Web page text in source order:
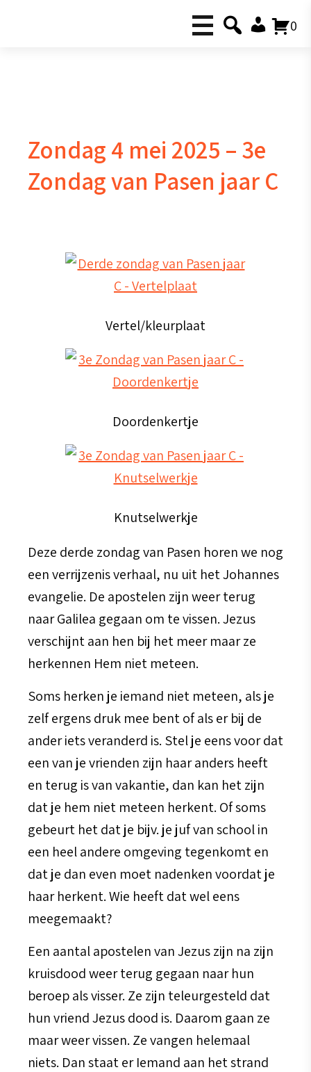
0
Zondag 4 mei 2025 – 3e
Zondag van Pasen jaar C
Vertel/kleurplaat
Doordenkertje
Knutselwerkje
Deze derde zondag van Pasen horen we nog
een verrijzenis verhaal, nu uit het Johannes
evangelie. De apostelen zijn weer terug
naar Galilea gegaan om te vissen. Jezus
verschijnt aan hen bij het meer maar ze
herkennen Hem niet meteen.
Soms herken je iemand niet meteen, als je
zelf ergens druk mee bent of als er bij de
ander iets veranderd is. Stel je eens voor dat
een van je vrienden zijn haar anders heeft
en terug is van vakantie, dan kan het zijn
dat je hem niet meteen herkent. Of soms
gebeurt het dat je bijv. je juf van school in
een heel andere omgeving tegenkomt en
dat je dan even moet nadenken voordat je
haar herkent. Wie heeft dat wel eens
meegemaakt?
Een aantal apostelen van Jezus zijn na zijn
kruisdood weer terug gegaan naar hun
beroep als visser. Ze zijn teleurgesteld dat
hun vriend Jezus dood is. Daarom gaan ze
maar weer vissen. Ze vangen helemaal
niets. Dan staat er Iemand aan het strand